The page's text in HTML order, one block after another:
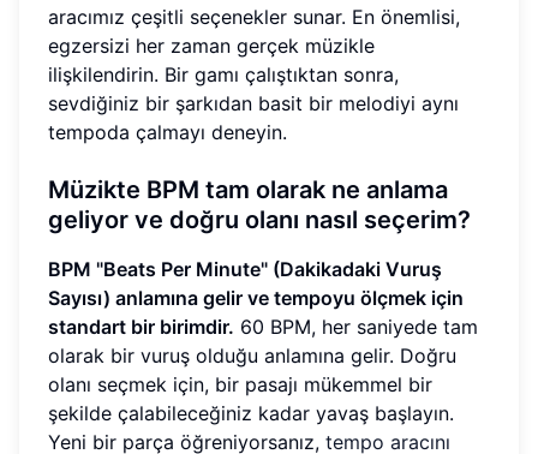
aracımız çeşitli seçenekler sunar. En önemlisi,
egzersizi her zaman gerçek müzikle
ilişkilendirin. Bir gamı çalıştıktan sonra,
sevdiğiniz bir şarkıdan basit bir melodiyi aynı
tempoda çalmayı deneyin.
Müzikte BPM tam olarak ne anlama
geliyor ve doğru olanı nasıl seçerim?
BPM "Beats Per Minute" (Dakikadaki Vuruş
Sayısı) anlamına gelir ve tempoyu ölçmek için
standart bir birimdir. 60 BPM, her saniyede tam
olarak bir vuruş olduğu anlamına gelir. Doğru
olanı seçmek için, bir pasajı mükemmel bir
şekilde çalabileceğiniz kadar yavaş başlayın.
Yeni bir parça öğreniyorsanız, tempo aracını